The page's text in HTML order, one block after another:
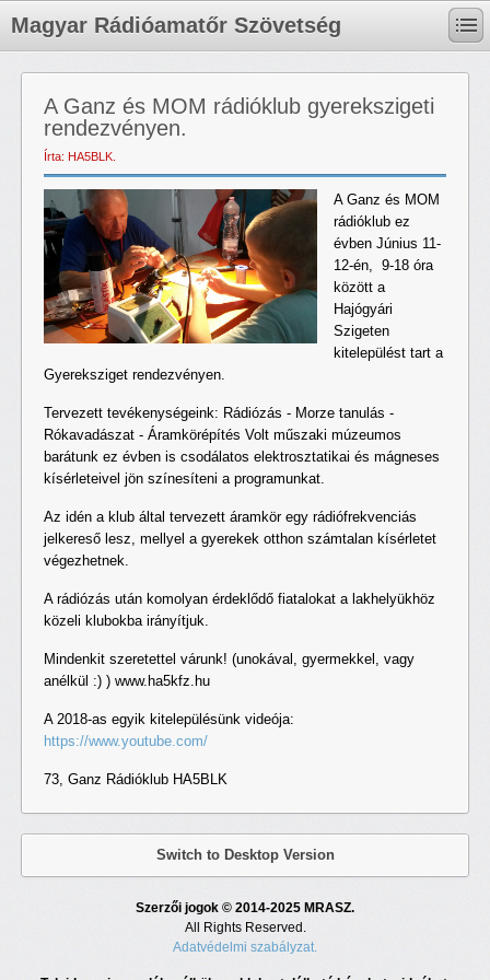
Magyar Rádióamatőr Szövetség
A Ganz és MOM rádióklub gyerekszigeti
rendezvényen.
Írta: HA5BLK.
A Ganz és MOM
rádióklub ez
évben Június 11-
12-én, 9-18 óra
között a
Hajógyári
Szigeten
kitelepülést tart a
Gyereksziget rendezvényen.
Tervezett tevékenységeink: Rádiózás - Morze tanulás -
Rókavadászat - Áramkörépítés Volt műszaki múzeumos
barátunk ez évben is csodálatos elektrosztatikai és mágneses
kísérleteivel jön színesíteni a programunkat.
Az idén a klub által tervezett áramkör egy rádiófrekvenciás
jelkereső lesz, mellyel a gyerekek otthon számtalan kísérletet
végezhetnek.
A rádiózás után komolyan érdeklődő fiatalokat a lakhelyükhöz
közeli klubokba irányítjuk.
Mindenkit szeretettel várunk! (unokával, gyermekkel, vagy
anélkül :) ) www.ha5kfz.hu
A 2018-as egyik kitelepülésünk videója:
https://www.youtube.com/
73, Ganz Rádióklub HA5BLK
Switch to Desktop Version
Szerzői jogok © 2014-2025 MRASZ.
All Rights Reserved.
Adatvédelmi szabályzat.